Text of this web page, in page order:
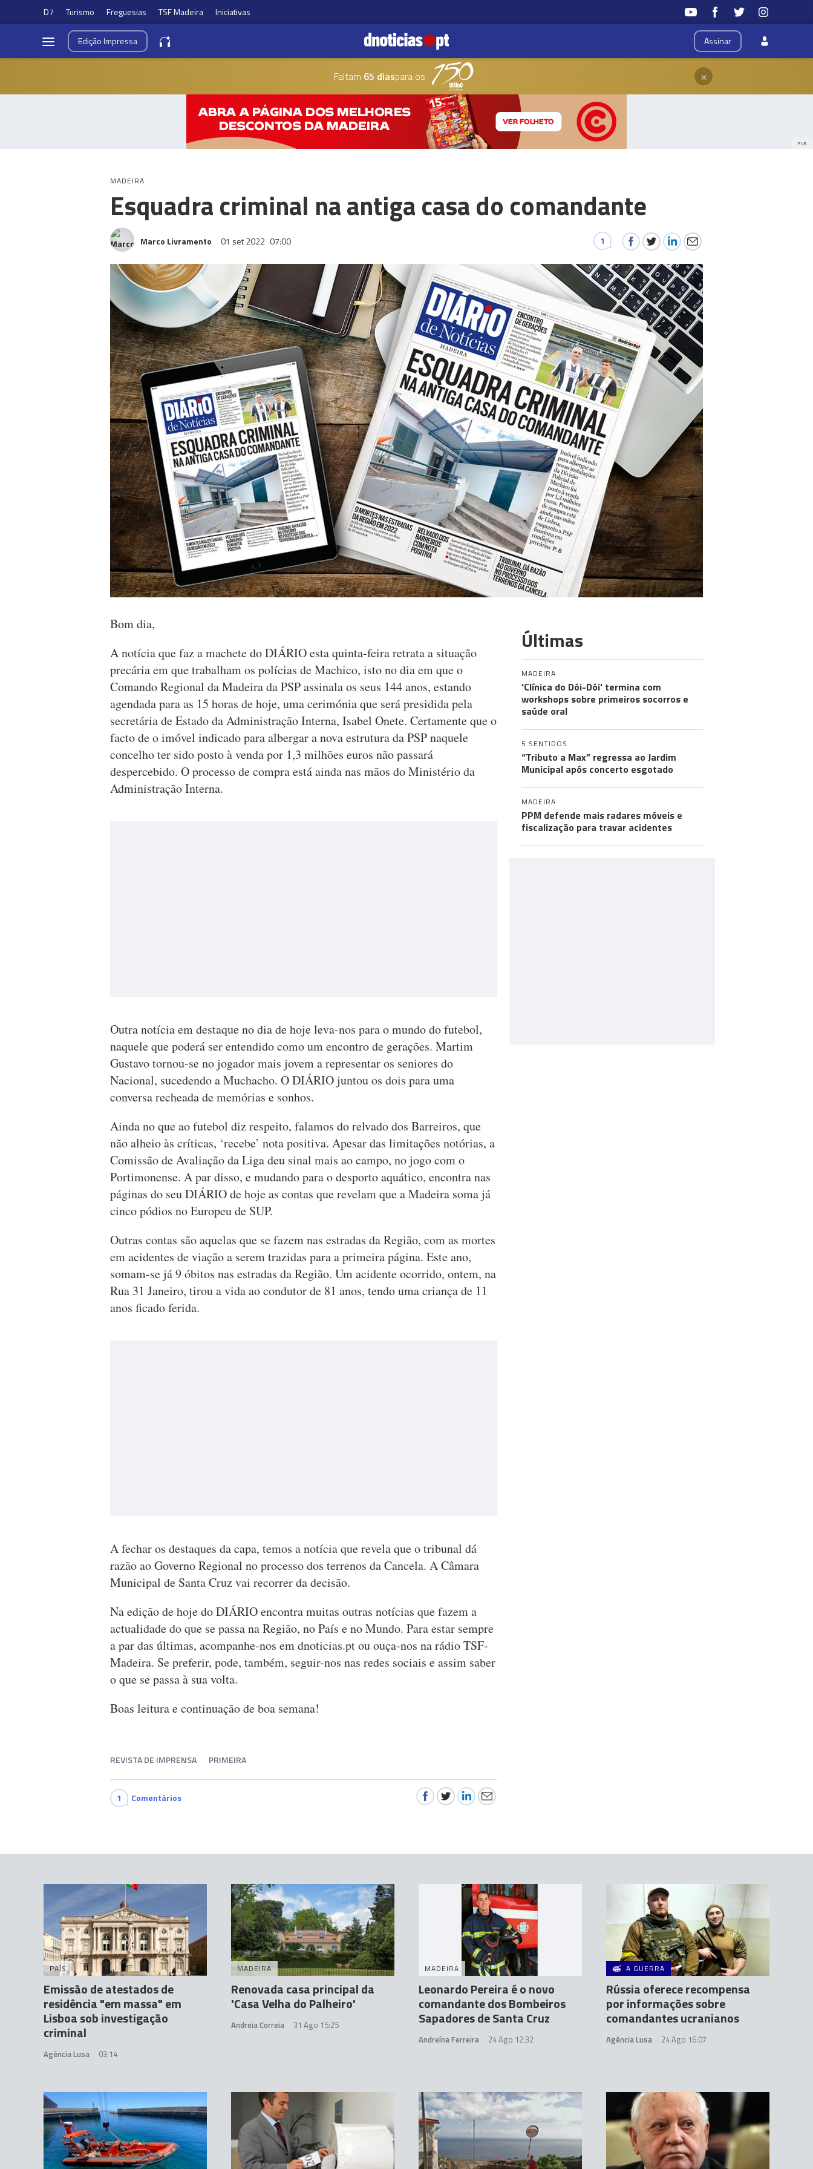
D7 Turismo Freguesias TSF Madeira Iniciativas
Assinar
EdiçãoImpressa
Faltam 65 diaspara os ×
PUB
MADEIRA
Esquadra criminal na antiga casa do comandante
Marco Livramento 01 set 2022 07:00 1
Bom dia,
A notícia que faz a machete do DIÁRIO esta quinta-feira retrata a situação
precária em que trabalham os polícias de Machico, isto no dia em que o
Comando Regional da Madeira da PSP assinala os seus 144 anos, estando
agendada para as 15 horas de hoje, uma cerimónia que será presidida pela
secretária de Estado da Administração Interna, Isabel Onete. Certamente que o
facto de o imóvel indicado para albergar a nova estrutura da PSP naquele
concelho ter sido posto à venda por 1,3 milhões euros não passará
despercebido. O processo de compra está ainda nas mãos do Ministério da
Administração Interna.
Outra notícia em destaque no dia de hoje leva-nos para o mundo do futebol,
naquele que poderá ser entendido como um encontro de gerações. Martim
Gustavo tornou-se no jogador mais jovem a representar os seniores do
Nacional, sucedendo a Muchacho. O DIÁRIO juntou os dois para uma
conversa recheada de memórias e sonhos.
Ainda no que ao futebol diz respeito, falamos do relvado dos Barreiros, que
não alheio às críticas, ‘recebe’ nota positiva. Apesar das limitações notórias, a
Comissão de Avaliação da Liga deu sinal mais ao campo, no jogo com o
Portimonense. A par disso, e mudando para o desporto aquático, encontra nas
páginas do seu DIÁRIO de hoje as contas que revelam que a Madeira soma já
cinco pódios no Europeu de SUP.
Outras contas são aquelas que se fazem nas estradas da Região, com as mortes
em acidentes de viação a serem trazidas para a primeira página. Este ano,
somam-se já 9 óbitos nas estradas da Região. Um acidente ocorrido, ontem, na
Rua 31 Janeiro, tirou a vida ao condutor de 81 anos, tendo uma criança de 11
anos ficado ferida.
A fechar os destaques da capa, temos a notícia que revela que o tribunal dá
razão ao Governo Regional no processo dos terrenos da Cancela. A Câmara
Municipal de Santa Cruz vai recorrer da decisão.
Na edição de hoje do DIÁRIO encontra muitas outras notícias que fazem a
actualidade do que se passa na Região, no País e no Mundo. Para estar sempre
a par das últimas, acompanhe-nos em dnoticias.pt ou ouça-nos na rádio TSF-
Madeira. Se preferir, pode, também, seguir-nos nas redes sociais e assim saber
o que se passa à sua volta.
Boas leitura e continuação de boa semana!
REVISTA DE IMPRENSA PRIMEIRA
1 Comentários
Últimas
MADEIRA
'Clínica do Dói-Dói' termina com
workshops sobre primeiros socorros e
saúde oral
5 SENTIDOS
“Tributo a Max” regressa ao Jardim
Municipal após concerto esgotado
MADEIRA
PPM defende mais radares móveis e
fiscalização para travar acidentes
PAÍS
Emissão de atestados de
residência "em massa" em
Lisboa sob investigação
criminal
Agência Lusa 03:14
MADEIRA
Renovada casa principal da
'Casa Velha do Palheiro'
Andreia Correia 31 Ago 15:25
MADEIRA
Leonardo Pereira é o novo
comandante dos Bombeiros
Sapadores de Santa Cruz
Andreína Ferreira 24 Ago 12:32
A GUERRA
Rússia oferece recompensa
por informações sobre
comandantes ucranianos
Agência Lusa 24 Ago 16:07